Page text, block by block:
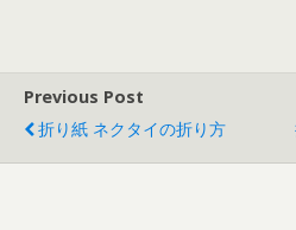
Previous Post
折り紙 ネクタイの折り方